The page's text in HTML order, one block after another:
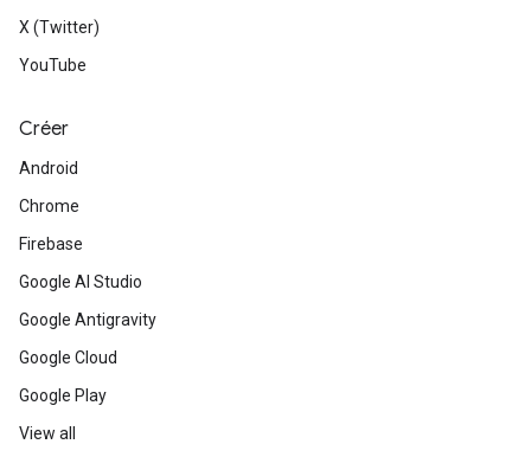
X (Twitter)
YouTube
Créer
Android
Chrome
Firebase
Google AI Studio
Google Antigravity
Google Cloud
Google Play
View all